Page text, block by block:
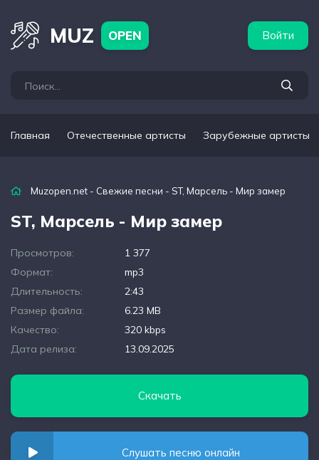
MUZ OPEN Войти
Главная Отечественные артисты Зарубежные артисты
Muzopen.net - Свежие песни - ST, Марсель - Мир замер
ST, Марсель - Мир замер
Просмотров:
1 377
Формат:
mp3
Длительность:
2:43
Размер файла:
6.23 MB
Качество:
320 kbps
Дата релиза:
13.09.2025
Скачать
Слушать песню онлайн
артисты Популярные подборки